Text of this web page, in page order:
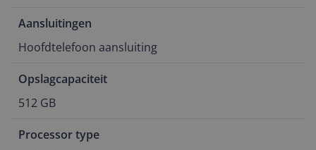
Aansluitingen
Hoofdtelefoon aansluiting
Opslagcapaciteit
512 GB
Processor type